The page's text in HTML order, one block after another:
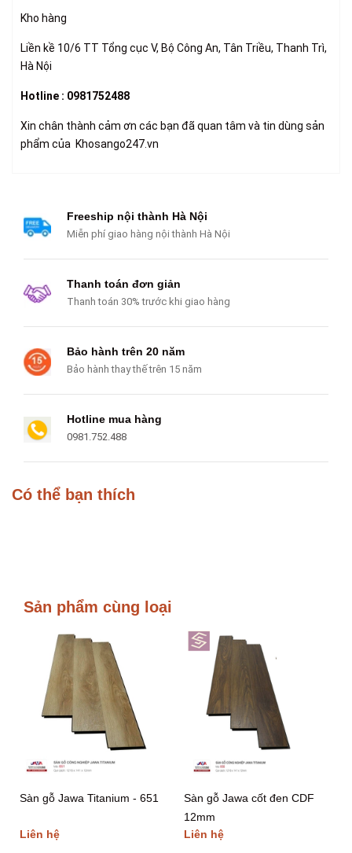
Kho hàng
Liền kề 10/6 TT Tổng cục V, Bộ Công An, Tân Triều, Thanh Trì,
Hà Nội
Hotline : 0981752488
Xin chân thành cảm ơn các bạn đã quan tâm và tin dùng sản
phẩm của Khosango247.vn
Freeship nội thành Hà Nội
Miễn phí giao hàng nội thành Hà Nội
Thanh toán đơn giản
Thanh toán 30% trước khi giao hàng
Bảo hành trên 20 năm
Bảo hành thay thế trên 15 năm
Hotline mua hàng
0981.752.488
Có thể bạn thích
Sản phẩm cùng loại
Sàn gỗ Jawa Titanium - 651
Liên hệ
Sàn gỗ Jawa cốt đen CDF
12mm
Liên hệ